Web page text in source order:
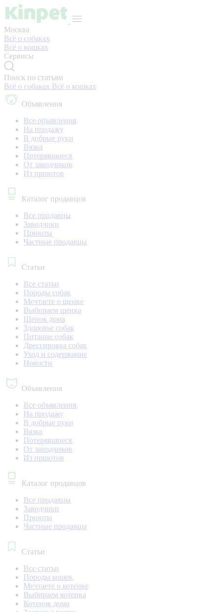
Москва
Всё о собаках
Всё о кошках
Сервисы
Поиск по статьям
Всё о собаках Всё о кошках
Объявления
Все объявления
На продажу
В добрые руки
Вязка
Потерявшиеся
От заводчиков
Из приютов
Каталог продавцов
Все продавцы
Заводчики
Приюты
Частные продавцы
Статьи
Все статьи
Породы собак
Мечтаете о щенке
Выбираем щенка
Щенок дома
Здоровье собак
Питание собак
Дрессировка собак
Уход и содержание
Новости
Объявления
Все объявления
На продажу
В добрые руки
Вязка
Потерявшиеся
От заводчиков
Из приютов
Каталог продавцов
Все продавцы
Заводчики
Приюты
Частные продавцы
Статьи
Все статьи
Породы кошек
Мечтаете о котенке
Выбираем котенка
Котенок дома